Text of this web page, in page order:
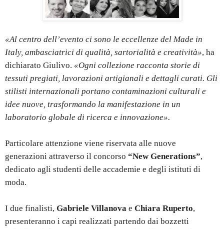
«Al centro dell’evento ci sono le eccellenze del Made in
Italy, ambasciatrici di qualità, sartorialità e creatività», ha
dichiarato Giulivo. «Ogni collezione racconta storie di
tessuti pregiati, lavorazioni artigianali e dettagli curati. Gli
stilisti internazionali portano contaminazioni culturali e
idee nuove, trasformando la manifestazione in un
laboratorio globale di ricerca e innovazione».
Particolare attenzione viene riservata alle nuove
generazioni attraverso il concorso “New Generations”,
dedicato agli studenti delle accademie e degli istituti di
moda.
I due finalisti, Gabriele Villanova e Chiara Ruperto,
presenteranno i capi realizzati partendo dai bozzetti